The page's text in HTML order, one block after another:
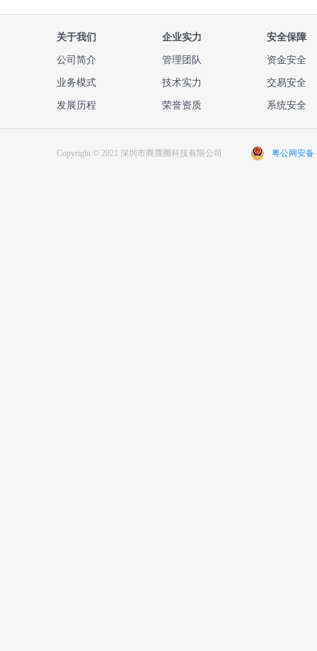
关于我们
公司简介
业务模式
发展历程
企业实力
管理团队
技术实力
荣誉资质
安全保障
资金安全
交易安全
系统安全
Copyright © 2021 深圳市商票圈科技有限公司 粤公网安备